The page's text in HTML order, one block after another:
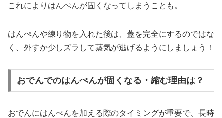
これによりはんぺんが固くなってしまうことも。
はんぺんや練り物を入れた後は、蓋を完全にするのではな
く、外すか少しズラして蒸気が逃げるようにしましょう！
おでんでのはんぺんが固くなる・縮む理由は？
おでんにはんぺんを加える際のタイミングが重要で、長時